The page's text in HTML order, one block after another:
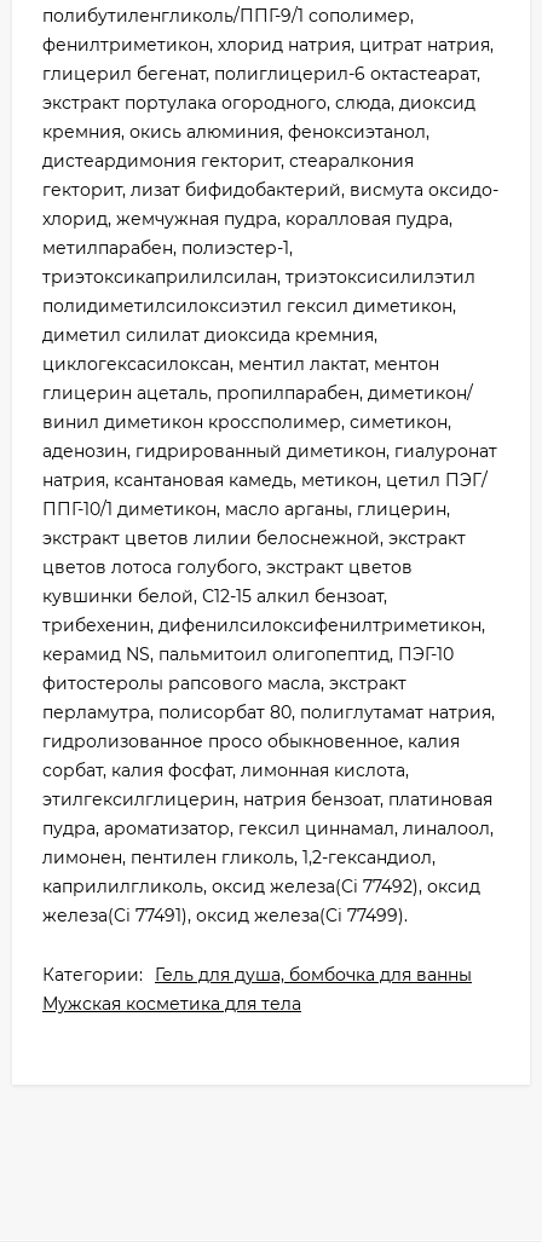
полибутиленгликоль/ППГ-9/1 сополимер,
фенилтриметикон, хлорид натрия, цитрат натрия,
глицерил бегенат, полиглицерил-6 октастеарат,
экстракт портулака огородного, слюда, диоксид
кремния, окись алюминия, феноксиэтанол,
дистеардимония гекторит, стеаралкония
гекторит, лизат бифидобактерий, висмута оксидо-
хлорид, жемчужная пудра, коралловая пудра,
метилпарабен, полиэстер-1,
триэтоксикаприлилсилан, триэтоксисилилэтил
полидиметилсилоксиэтил гексил диметикон,
диметил силилат диоксида кремния,
циклогексасилоксан, ментил лактат, ментон
глицерин ацеталь, пропилпарабен, диметикон/
винил диметикон кроссполимер, симетикон,
аденозин, гидрированный диметикон, гиалуронат
натрия, ксантановая камедь, метикон, цетил ПЭГ/
ППГ-10/1 диметикон, масло арганы, глицерин,
экстракт цветов лилии белоснежной, экстракт
цветов лотоса голубого, экстракт цветов
кувшинки белой, С12-15 алкил бензоат,
трибехенин, дифенилсилоксифенилтриметикон,
керамид NS, пальмитоил олигопептид, ПЭГ-10
фитостеролы рапсового масла, экстракт
перламутра, полисорбат 80, полиглутамат натрия,
гидролизованное просо обыкновенное, калия
сорбат, калия фосфат, лимонная кислота,
этилгексилглицерин, натрия бензоат, платиновая
пудра, ароматизатор, гексил циннамал, линалоол,
лимонен, пентилен гликоль, 1,2-гександиол,
каприлилгликоль, оксид железа(Ci 77492), оксид
железа(Ci 77491), оксид железа(Ci 77499).
Категории:
Гель для душа, бомбочка для ванны
Мужская косметика для тела